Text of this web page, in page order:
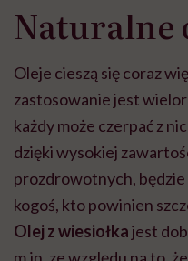
Naturalne
Oleje cieszą się coraz
zastosowanie jest
każdy może czerpać z
dzięki wysokiej
prozdrowotnych,
kogoś, kto powinien
Olej z wiesiołkajest